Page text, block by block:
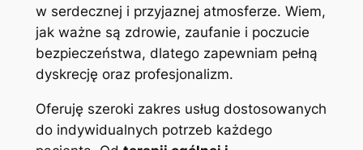
w serdecznej i przyjaznej atmosferze. Wiem,
jak ważne są zdrowie, zaufanie i poczucie
bezpieczeństwa, dlatego zapewniam pełną
dyskrecję oraz profesjonalizm.
Oferuję szeroki zakres usług dostosowanych
do indywidualnych potrzeb każdego